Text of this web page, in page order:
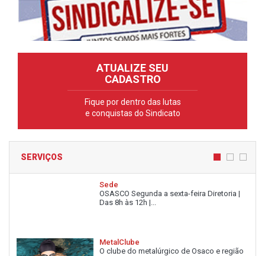
ATUALIZE SEU
CADASTRO
Fique por dentro das lutas
e conquistas do Sindicato
SERVIÇOS
Sede
OSASCO Segunda a sexta-feira Diretoria |
Das 8h às 12h |...
MetalClube
O clube do metalúrgico de Osaco e região